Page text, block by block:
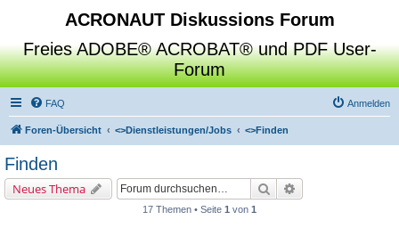
ACRONAUT Diskussions Forum
Freies ADOBE® ACROBAT® und PDF User-
Forum
FAQ Anmelden
Foren-Übersicht <>Dienstleistungen/Jobs <>Finden
Finden
Neues Thema Suche
17 Themen • Seite 1 von 1